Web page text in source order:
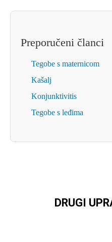
Preporučeni članci
Tegobe s maternicom
Kašalj
Konjunktivitis
Tegobe s leđima
DRUGI